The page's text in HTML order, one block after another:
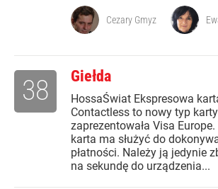
Cezary Gmyz
Giełda
HossaŚwiat Ekspresowa
Contactless to nowy typ
zaprezentowała Visa
karta ma służyć do
płatności. Należy ją jedynie
na sekundę do urządzenia...
38